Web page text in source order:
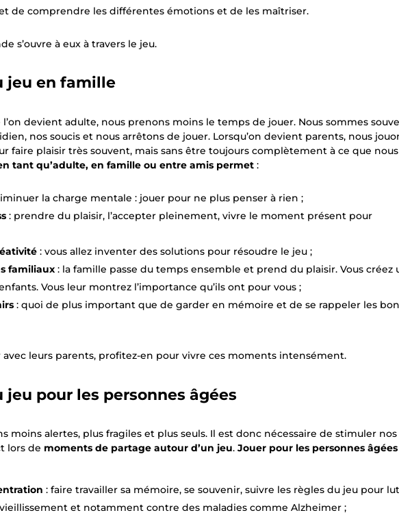
de comprendre les différentes émotions et de les maîtriser.
s’ouvre à eux à travers le jeu.
jeu en famille
devient adulte, nous prenons moins le temps de jouer. Nous sommes
nos soucis et nous arrêtons de jouer. Lorsqu’on devient parents, nous
faire plaisir très souvent, mais sans être toujours complètement à ce que nous
tant qu’adulte, en famille ou entre amis permet :
la charge mentale : jouer pour ne plus penser à rien ;
: prendre du plaisir, l’accepter pleinement, vivre le moment présent pour
: vous allez inventer des solutions pour résoudre le jeu ;
familiaux : la famille passe du temps ensemble et prend du plaisir. Vous créez
Vous leur montrez l’importance qu’ils ont pour vous ;
: quoi de plus important que de garder en mémoire et de se rappeler les
leurs parents, profitez-en pour vivre ces moments intensément.
pour les personnes âgées
moins alertes, plus fragiles et plus seuls. Il est donc nécessaire de stimuler nos
lors de moments de partage autour d’un jeu.Jouer pour les personnes
: faire travailler sa mémoire, se souvenir, suivre les règles du jeu pour
et notamment contre des maladies comme Alzheimer ;